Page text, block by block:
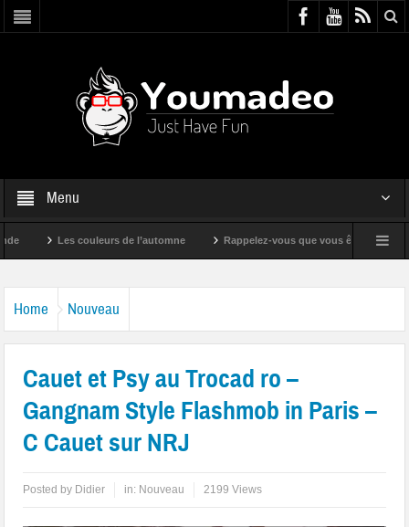
Menu
Les couleurs de l’automne Rappelez-vous que vous êtes super !
Home Nouveau
Cauet et Psy au Trocad ro –
Gangnam Style Flashmob in Paris –
C Cauet sur NRJ
Posted by Didier in: Nouveau 2199 Views